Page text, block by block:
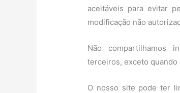
aceitáveis ​​para evitar
modificação não
Não compartilhamos
terceiros, exceto
O nosso site pode ter